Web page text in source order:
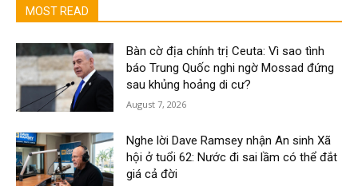
MOST READ
Bàn cờ địa chính trị Ceuta: Vì sao tình
báo Trung Quốc nghi ngờ Mossad đứng
sau khủng hoảng di cư?
August 7, 2026
Nghe lời Dave Ramsey nhận An sinh Xã
hội ở tuổi 62: Nước đi sai lầm có thể đắt
giá cả đời